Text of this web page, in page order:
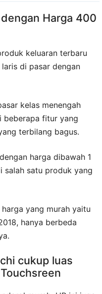
Harga 400
keluaran terbaru
di pasar dengan
kelas menengah
beberapa fitur yang
terbilang bagus.
harga dibawah 1
salah satu produk yang
yang murah yaitu
hanya berbeda
cukup luas